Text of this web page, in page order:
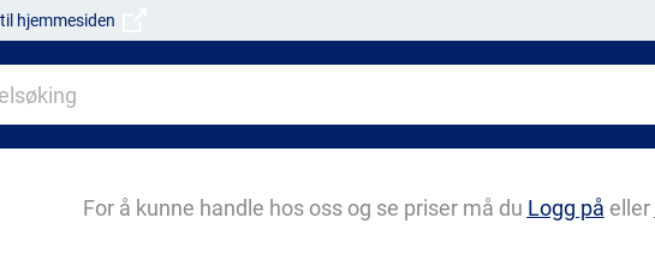
hjemmesiden
For å kunne handle hos oss og se priser må du Logg på eller